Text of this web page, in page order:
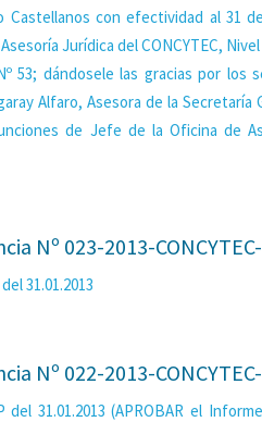
Castellanos con efectividad al 31
Jurídica del CONCYTEC,
53; dándosele las gracias por los
Alfaro, Asesora de la Secretaría
de Jefe de la Oficina de
Nº 023-2013-
31.01.2013
Nº 022-2013-
del 31.01.2013 (APROBAR el